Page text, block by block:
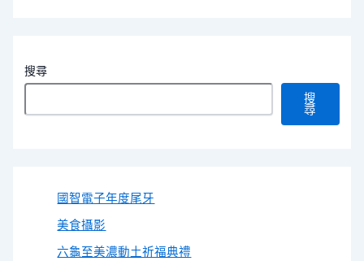
搜尋
搜
尋
國智電子年度尾牙
美食攝影
六龜至美濃動土祈福典禮